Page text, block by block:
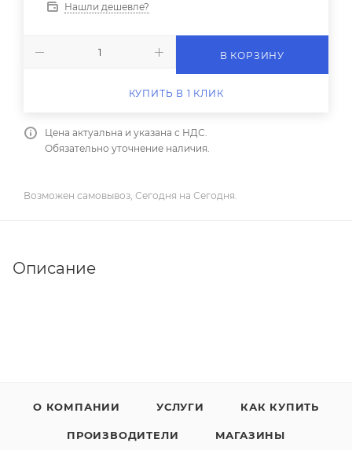
Нашли дешевле?
В КОРЗИНУ
КУПИТЬ В 1 КЛИК
Цена актуальна и указана с НДС.
Обязательно уточнение наличия.
Возможен самовывоз, Сегодня на Сегодня.
Описание
О КОМПАНИИ УСЛУГИ КАК КУПИТЬ
ПРОИЗВОДИТЕЛИ МАГАЗИНЫ